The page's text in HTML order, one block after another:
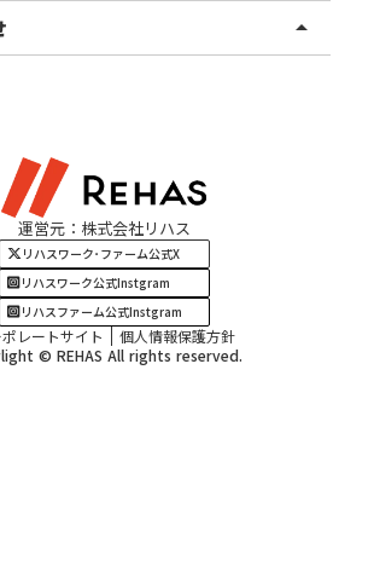
ア
arrow_drop_up
運営元：株式会社リハス
リハスワーク･ファーム公式X
リハスワーク公式Instgram
リハスファーム公式Instgram
レートサイト
個人情報保護方針
© REHAS All rights reserved.